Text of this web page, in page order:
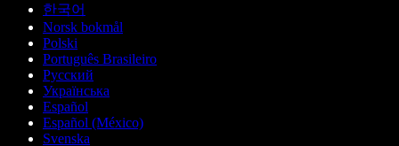
한국어
Norsk bokmål
Polski
Português Brasileiro
Русский
Українська
Español
Español (México)
Svenska